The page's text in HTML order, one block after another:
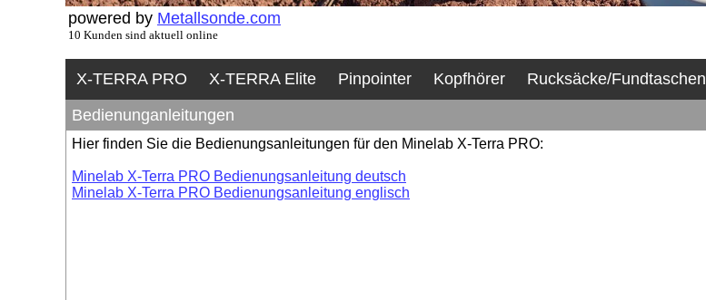
powered by Metallsonde.com
10 Kunden sind aktuell online
X-TERRA PRO X-TERRA Elite Pinpointer Kopfhörer Rucksäcke/Fundtaschen
Bedienunganleitungen
Hier finden Sie die Bedienungsanleitungen für den Minelab X-Terra PRO:
Minelab X-Terra PRO Bedienungsanleitung deutsch
Minelab X-Terra PRO Bedienungsanleitung englisch